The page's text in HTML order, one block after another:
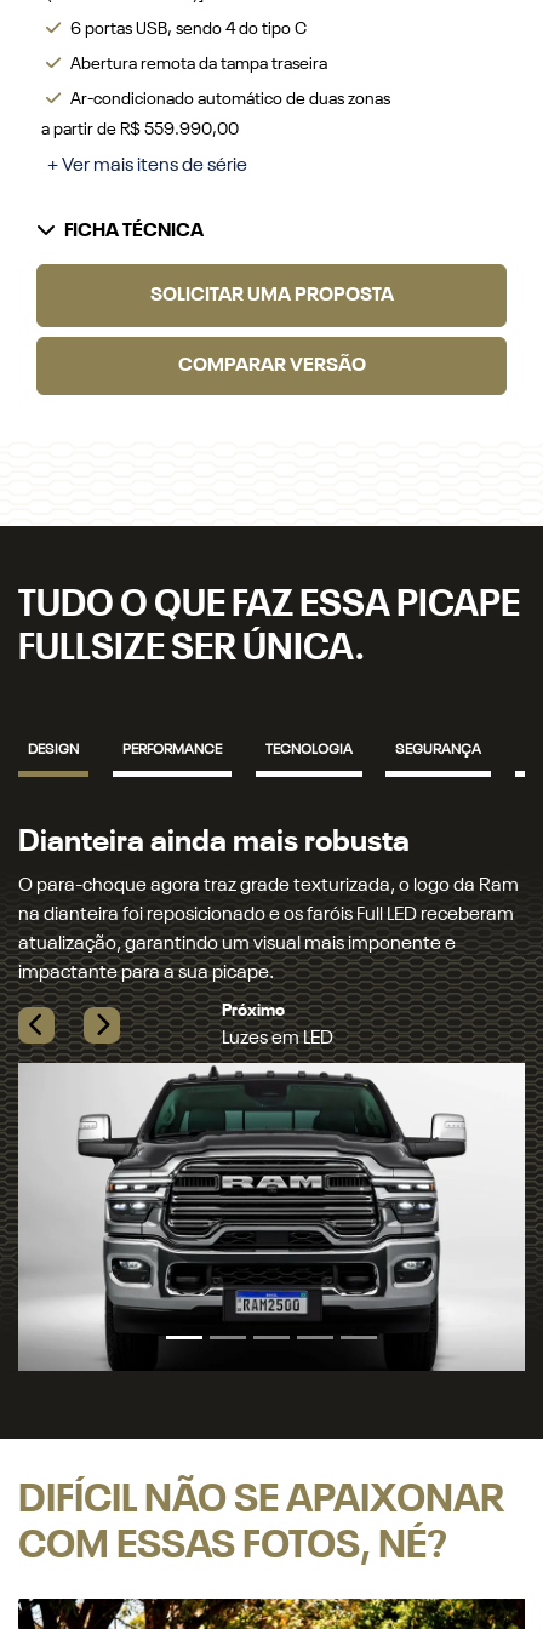
6 portas USB, sendo 4 do tipo C
Abertura remota da tampa traseira
Ar-condicionado automático de duas zonas
a partir de R$ 559.990,00
+ Ver mais itens de série
FICHA TÉCNICA
SOLICITAR UMA PROPOSTA
COMPARAR VERSÃO
TUDO O QUE FAZ ESSA PICAPE
FULLSIZE SER ÚNICA.
DESIGN PERFORMANCE TECNOLOGIA SEGURANÇA
Dianteira ainda mais robusta
O para-choque agora traz grade texturizada, o logo da Ram
na dianteira foi reposicionado e os faróis Full LED receberam
atualização, garantindo um visual mais imponente e
impactante para a sua picape.
Previous Next
DIFÍCIL NÃO SE APAIXONAR
COM ESSAS FOTOS, NÉ?